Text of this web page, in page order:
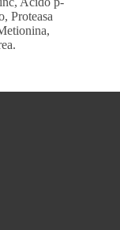
Proteasa